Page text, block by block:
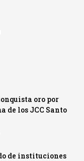
oro por
de los JCC Santo
de instituciones